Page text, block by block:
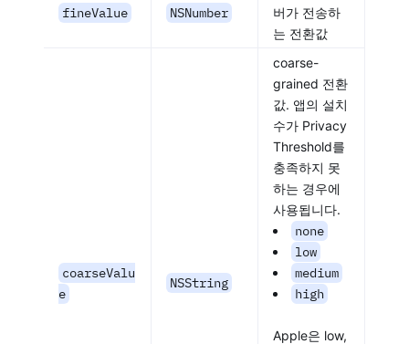
fineValue NSNumber
버가 전송하
는 전환값
coarseValu
e
NSString
coarse-
grained 전환
값. 앱의 설치
수가 Privacy
Threshold를
충족하지 못
하는 경우에
사용됩니다.
none
low
medium
high
Apple은 low,